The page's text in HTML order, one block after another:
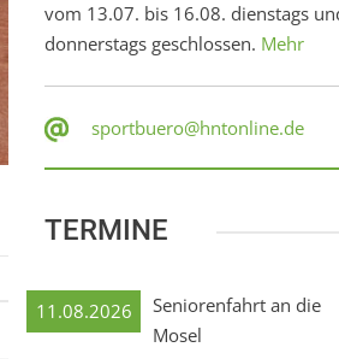
vom 13.07. bis 16.08. dienstags
donnerstags geschlossen. Mehr
sportbuero@hntonline.de
TERMINE
11.08.2026
Seniorenfahrt an die
Mosel